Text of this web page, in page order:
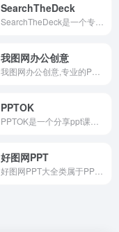
SearchTheDeck
SearchTheDeck是一个专门收集Pitch Deck资源的网站。它目前收集了超过15,000个Pitch Deck，涵盖了各种领域的Pitch Deck模板。这个平台对于那些在投融资中需要向投资人展示项目核心...
我图网办公创意
我图网办公创意,专业的PPT/Wo...
PPTOK
PPTOK是一个分享ppt课件下载...
好图网PPT
好图网PPT大全类属于PPT模板免费下载网站，提供一站式精美PPT模板免费下载服务，提供各类PPT模板下载。